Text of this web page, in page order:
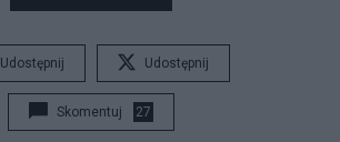
Udostępnij Udostępnij
Skomentuj 27